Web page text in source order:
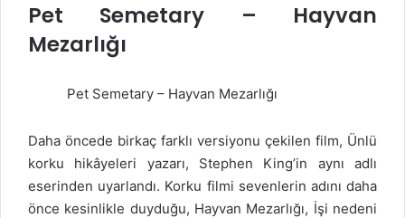
Pet Semetary – Hayvan
Mezarlığı
Pet Semetary – Hayvan Mezarlığı
Daha öncede birkaç farklı versiyonu çekilen film, Ünlü
korku hikâyeleri yazarı, Stephen King’in aynı adlı
eserinden uyarlandı. Korku filmi sevenlerin adını daha
önce kesinlikle duyduğu, Hayvan Mezarlığı, İşi nedeni